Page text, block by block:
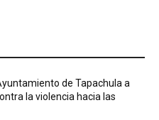
de Tapachula a
la violencia hacia las